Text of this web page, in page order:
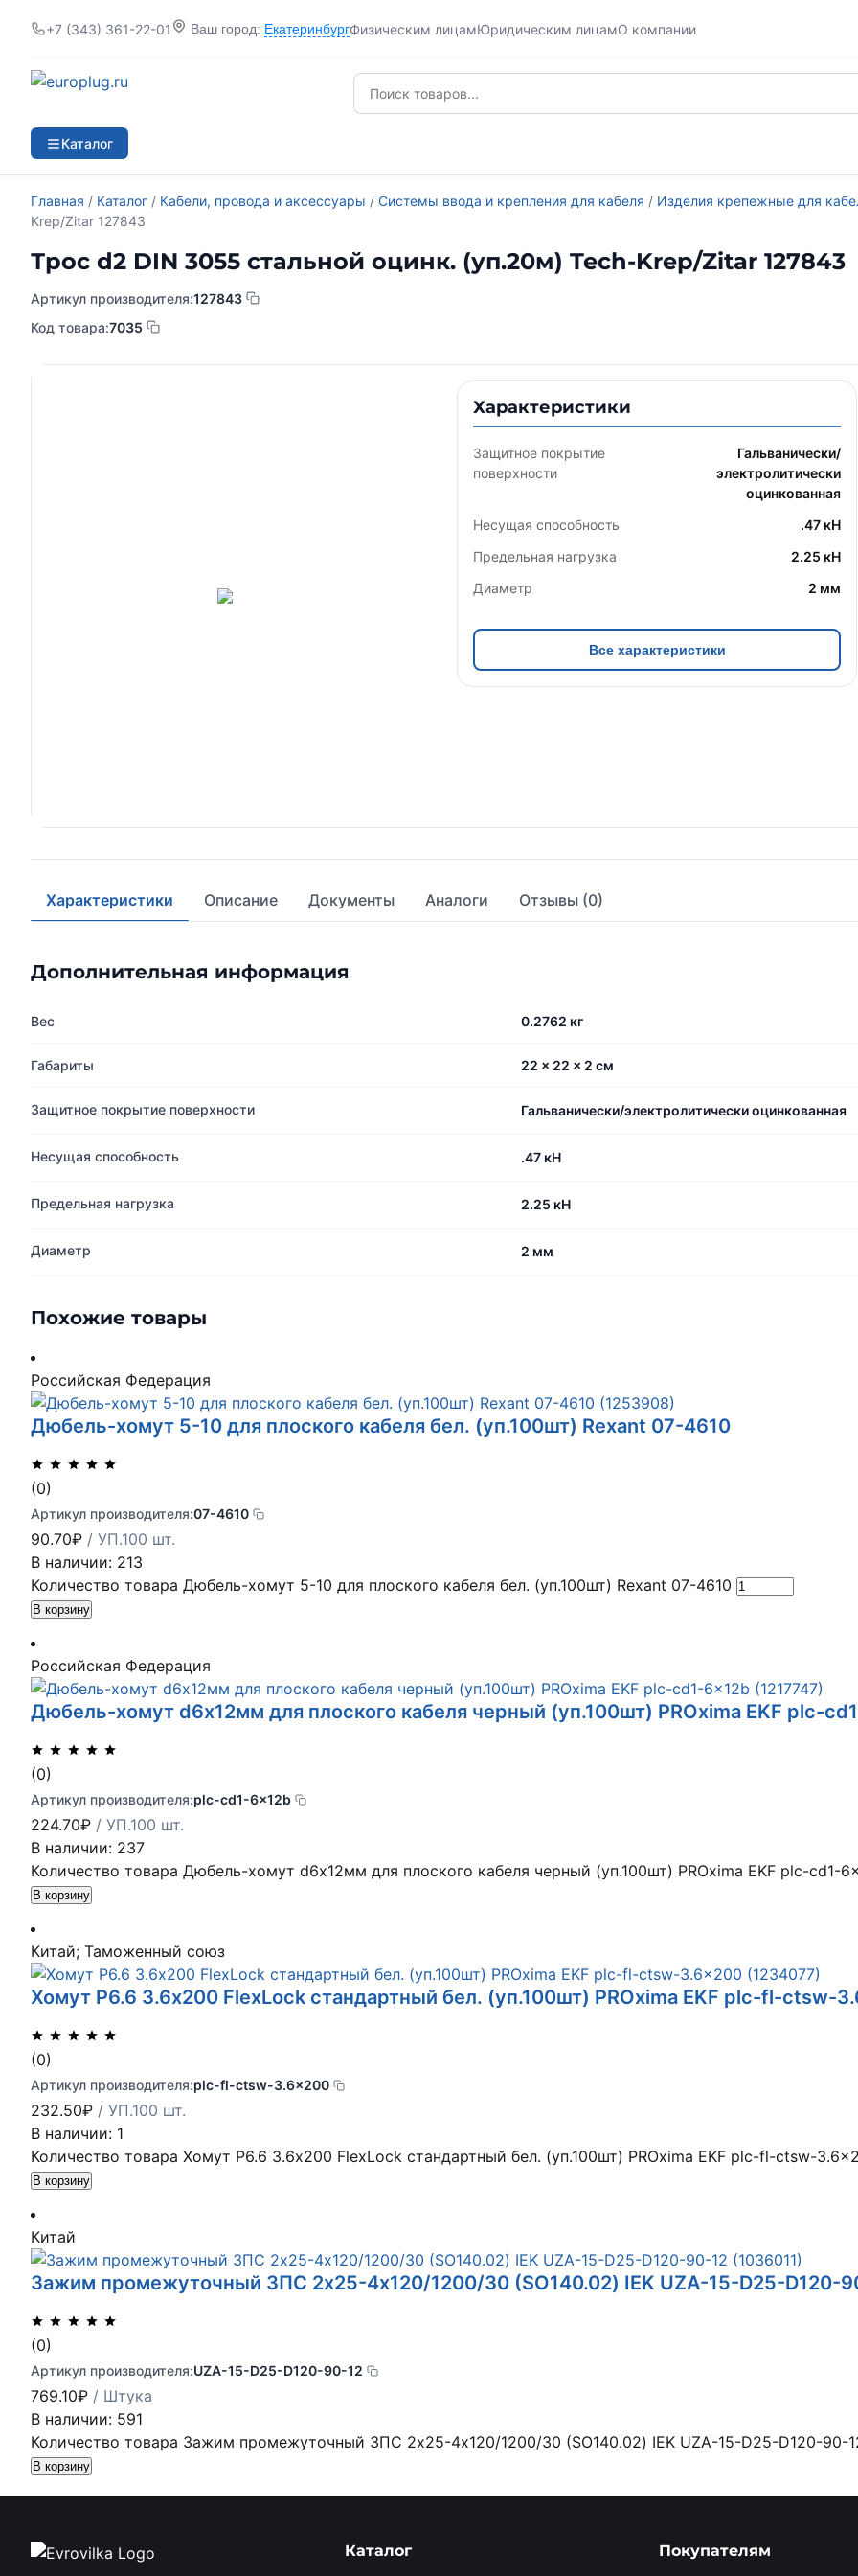
+7 (343) 361-22-01 Ваш город: ЕкатеринбургФизическим лицамЮридическим лицамО компании
Каталог
Главная / Каталог / Кабели, провода и аксессуары / Системы ввода и крепления для кабеля / Изделия крепежные для
Krep/Zitar 127843
Трос d2 DIN 3055 стальной оцинк. (уп.20м) Tech-Krep/Zitar 127843
Артикул производителя:127843
Код товара:7035
Характеристики
Защитное покрытие
поверхности
Гальванически/
электролитически
оцинкованная
Несущая способность
.47 кН
Предельная нагрузка
2.25 кН
Диаметр
2 мм
Все характеристики
Характеристики Описание Документы Аналоги Отзывы (0)
Дополнительная информация
Вес 0.2762 кг
Габариты 22 × 22 × 2 см
Защитное покрытие поверхности Гальванически/электролитически оцинкованная
Несущая способность .47 кН
Предельная нагрузка 2.25 кН
Диаметр 2 мм
Похожие товары
Российская Федерация
Дюбель-хомут 5-10 для плоского кабеля бел. (уп.100шт) Rexant 07-4610
(0)
Артикул производителя:07-4610
90.70₽ / УП.100 шт.
В наличии: 213
Количество товара Дюбель-хомут 5-10 для плоского кабеля бел. (уп.100шт) Rexant 07-4610
В корзину
Российская Федерация
Дюбель-хомут d6х12мм для плоского кабеля черный (уп.100шт) PROxima EKF plc-
(0)
Артикул производителя:plc-cd1-6x12b
224.70₽ / УП.100 шт.
В наличии: 237
Количество товара Дюбель-хомут d6х12мм для плоского кабеля черный (уп.100шт) PROxima EKF plc-cd1-
В корзину
Китай; Таможенный союз
Хомут P6.6 3.6х200 FlexLock стандартный бел. (уп.100шт) PROxima EKF plc-fl-ctsw-
(0)
Артикул производителя:plc-fl-ctsw-3.6x200
232.50₽ / УП.100 шт.
В наличии: 1
Количество товара Хомут P6.6 3.6х200 FlexLock стандартный бел. (уп.100шт) PROxima EKF plc-fl-ctsw-
В корзину
Китай
Зажим промежуточный ЗПС 2х25-4х120/1200/30 (SO140.02) IEK UZA-15-D25-D120-
(0)
Артикул производителя:UZA-15-D25-D120-90-12
769.10₽ / Штука
В наличии: 591
Количество товара Зажим промежуточный ЗПС 2х25-4х120/1200/30 (SO140.02) IEK UZA-15-D25-D120-90-
В корзину
Каталог Покупателям